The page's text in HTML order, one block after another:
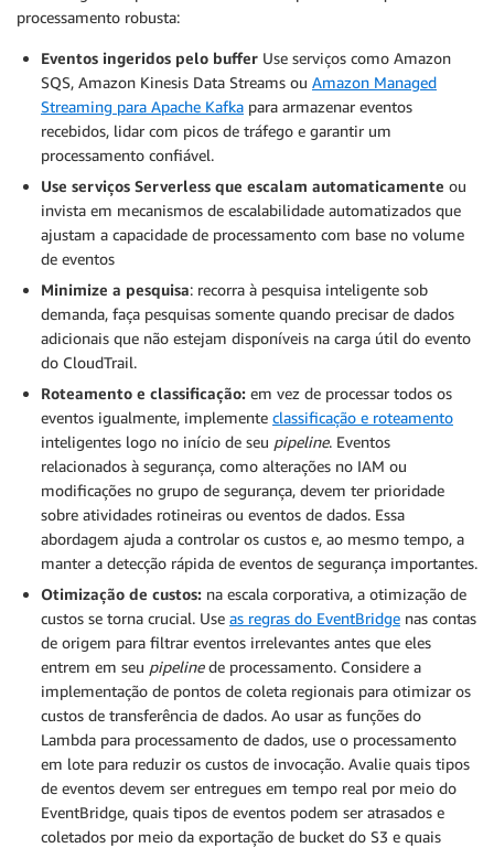
processamento robusta:
Eventos ingeridos pelo buffer Use serviços como Amazon
SQS, Amazon Kinesis Data Streams ou Amazon Managed
Streaming para Apache Kafka para armazenar eventos
recebidos, lidar com picos de tráfego e garantir um
processamento confiável.
Use serviços Serverless que escalam automaticamente ou
invista em mecanismos de escalabilidade automatizados que
ajustam a capacidade de processamento com base no volume
de eventos
Minimize a pesquisa: recorra à pesquisa inteligente sob
demanda, faça pesquisas somente quando precisar de dados
adicionais que não estejam disponíveis na carga útil do evento
do CloudTrail.
Roteamento e classificação: em vez de processar todos os
eventos igualmente, implemente classificação e roteamento
inteligentes logo no início de seu pipeline. Eventos
relacionados à segurança, como alterações no IAM ou
modificações no grupo de segurança, devem ter prioridade
sobre atividades rotineiras ou eventos de dados. Essa
abordagem ajuda a controlar os custos e, ao mesmo tempo, a
manter a detecção rápida de eventos de segurança importantes.
Otimização de custos: na escala corporativa, a otimização de
custos se torna crucial. Use as regras do EventBridge nas contas
de origem para filtrar eventos irrelevantes antes que eles
entrem em seu pipelinede processamento. Considere a
implementação de pontos de coleta regionais para otimizar os
custos de transferência de dados. Ao usar as funções do
Lambda para processamento de dados, use o processamento
em lote para reduzir os custos de invocação. Avalie quais tipos
de eventos devem ser entregues em tempo real por meio do
EventBridge, quais tipos de eventos podem ser atrasados e
coletados por meio da exportação de bucket do S3 e quais